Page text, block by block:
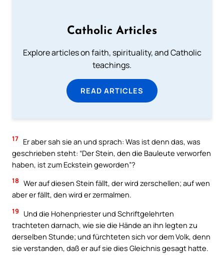
Catholic Articles
Explore articles on faith, spirituality, and Catholic
teachings.
READ ARTICLES
17 Er aber sah sie an und sprach: Was ist denn das, was
geschrieben steht: “Der Stein, den die Bauleute verworfen
haben, ist zum Eckstein geworden”?
18 Wer auf diesen Stein fällt, der wird zerschellen; auf wen
aber er fällt, den wird er zermalmen.
19
Und die Hohenpriester und Schriftgelehrten
trachteten darnach, wie sie die Hände an ihn legten zu
derselben Stunde; und fürchteten sich vor dem Volk, denn
sie verstanden, daß er auf sie dies Gleichnis gesagt hatte.